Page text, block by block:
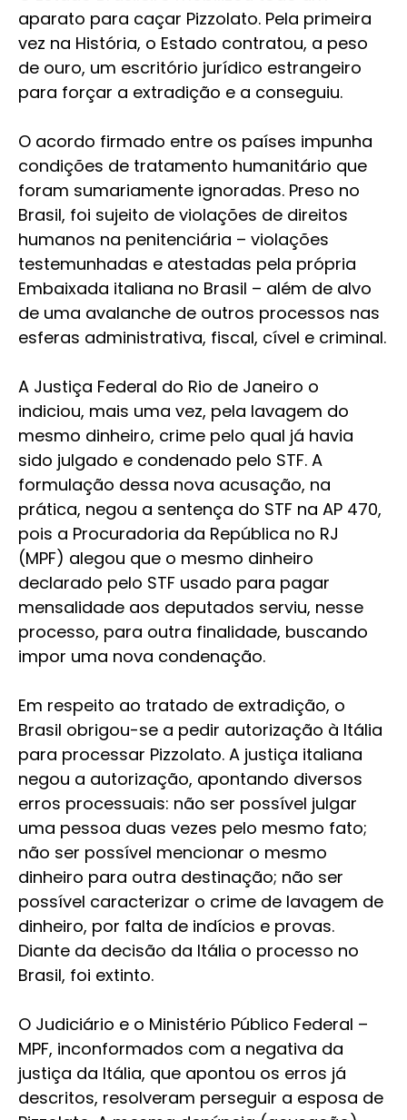
aparato para caçar Pizzolato. Pela primeira
vez na História, o Estado contratou, a peso
de ouro, um escritório jurídico estrangeiro
para forçar a extradição e a conseguiu.
O acordo firmado entre os países impunha
condições de tratamento humanitário que
foram sumariamente ignoradas. Preso no
Brasil, foi sujeito de violações de direitos
humanos na penitenciária – violações
testemunhadas e atestadas pela própria
Embaixada italiana no Brasil – além de alvo
de uma avalanche de outros processos nas
esferas administrativa, fiscal, cível e criminal.
A Justiça Federal do Rio de Janeiro o
indiciou, mais uma vez, pela lavagem do
mesmo dinheiro, crime pelo qual já havia
sido julgado e condenado pelo STF. A
formulação dessa nova acusação, na
prática, negou a sentença do STF na AP 470,
pois a Procuradoria da República no RJ
(MPF) alegou que o mesmo dinheiro
declarado pelo STF usado para pagar
mensalidade aos deputados serviu, nesse
processo, para outra finalidade, buscando
impor uma nova condenação.
Em respeito ao tratado de extradição, o
Brasil obrigou-se a pedir autorização à Itália
para processar Pizzolato. A justiça italiana
negou a autorização, apontando diversos
erros processuais: não ser possível julgar
uma pessoa duas vezes pelo mesmo fato;
não ser possível mencionar o mesmo
dinheiro para outra destinação; não ser
possível caracterizar o crime de lavagem de
dinheiro, por falta de indícios e provas.
Diante da decisão da Itália o processo no
Brasil, foi extinto.
O Judiciário e o Ministério Público Federal –
MPF, inconformados com a negativa da
justiça da Itália, que apontou os erros já
descritos, resolveram perseguir a esposa de